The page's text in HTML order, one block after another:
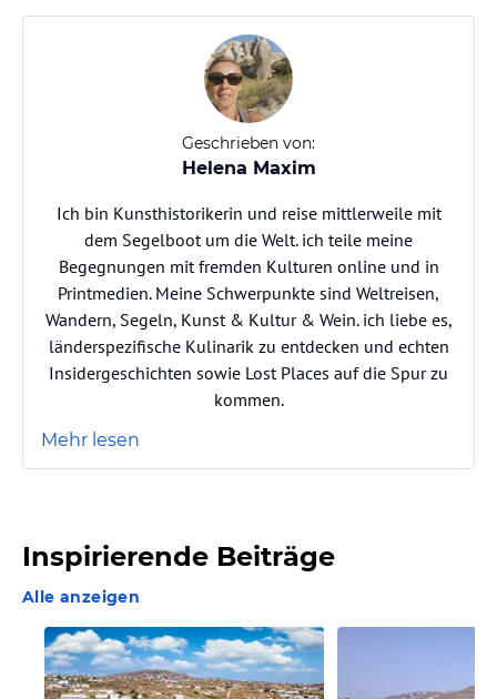
Geschrieben von:
Helena Maxim
Ich bin Kunsthistorikerin und reise mittlerweile mit
dem Segelboot um die Welt. ich teile meine
Begegnungen mit fremden Kulturen online und in
Printmedien. Meine Schwerpunkte sind Weltreisen,
Wandern, Segeln, Kunst & Kultur & Wein. ich liebe es,
länderspezifische Kulinarik zu entdecken und echten
Insidergeschichten sowie Lost Places auf die Spur zu
kommen.
Mehr lesen
Inspirierende Beiträge
Alle anzeigen